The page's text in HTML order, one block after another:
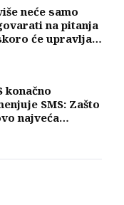
neće samo
na pitanja
će upravljati
konačno
SMS: Zašto
najveća